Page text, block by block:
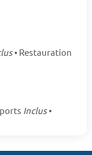
• Restauration
Inclus•